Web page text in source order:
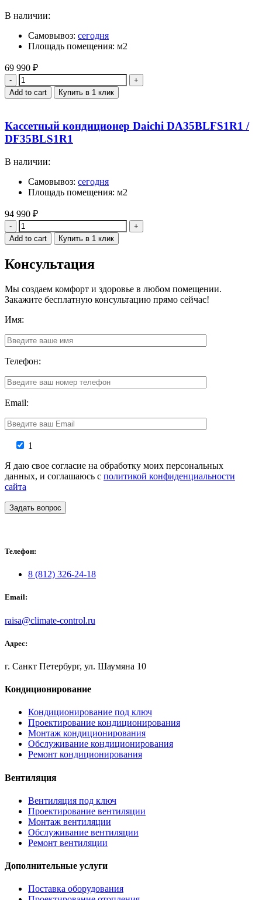
В наличии:
Самовывоз: сегодня
Площадь помещения: м2
69 990 ₽
Quantity
Add to cart Купить в 1 клик
Кассетный кондиционер Daichi DA35BLFS1R1 /
DF35BLS1R1
В наличии:
Самовывоз: сегодня
Площадь помещения: м2
94 990 ₽
Quantity
Add to cart Купить в 1 клик
Консультация
Мы создаем комфорт и здоровье в любом помещении.
Закажите бесплатную консультацию прямо сейчас!
Имя:
Телефон:
Email:
1
Я даю свое согласие на обработку моих персональных
данных, и соглашаюсь с политикой конфиденциальности
сайта
Задать вопрос
Телефон:
8 (812) 326-24-18
Email:
raisa@climate-control.ru
Адрес:
г. Санкт Петербург, ул. Шаумяна 10
Кондиционирование
Кондиционирование под ключ
Проектирование кондиционирования
Монтаж кондиционирования
Обслуживание кондиционирования
Ремонт кондиционирования
Вентиляция
Вентиляция под ключ
Проектирование вентиляции
Монтаж вентиляции
Обслуживание вентиляции
Ремонт вентиляции
Дополнительные услуги
Поставка оборудования